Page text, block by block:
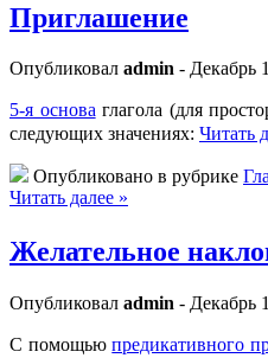
Приглашение
Опубликовал admin - Декабрь
5-я основа глагола (для
следующих значениях: Читать
Опубликовано в рубрике
Читать далее »
Желательное
Опубликовал admin - Декабрь
С помощьюпредикативного